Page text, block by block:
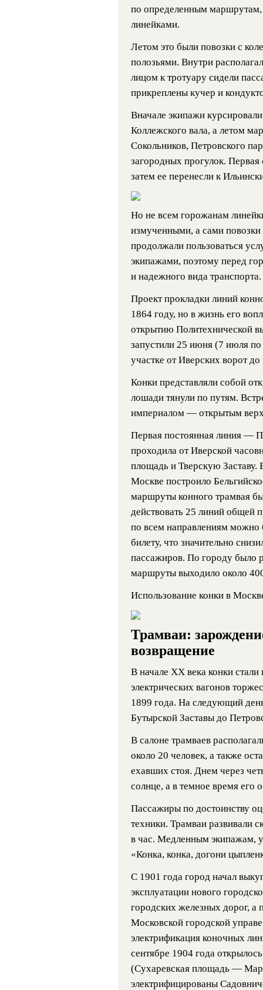
по определенным маршрутам,
линейками.
Летом это были повозки с
полозьями. Внутри
лицом к тротуару сидели
прикреплены кучер и
Вначале экипажи
Коллежского вала, а летом
Сокольников, Петровского
загородных прогулок.
затем ее перенесли к
Но не всем горожанам
измученными, а сами
продолжали пользоваться
экипажами, поэтому перед
и надежного вида транспорта.
Проект прокладки линий
1864 году, но в жизнь его
открытию Политехнической
запустили 25 июня (7 июля
участке от Иверских ворот
Конки представляли собой
лошади тянули по путям.
империалом — открытым
Первая постоянная линия —
проходила от Иверской
площадь и Тверскую Заставу.
Москве построило
маршруты конного трамвая
действовать 25 линий общей
по всем направлениям
билету, что значительно
пассажиров. По городу было
маршруты выходило около
Использование конки в
Трамваи:
возвращение
В начале XX века конки
электрических вагонов
1899 года. На следующий
Бутырской Заставы до
В салоне трамваев
около 20 человек, а также
ехавших стоя. Днем через
солнце, а в темное время его
Пассажиры по достоинству
техники. Трамваи развивали
в час. Медленным экипажам,
«Конка, конка, догони
С 1901 года город начал
эксплуатации нового
городских железных дорог, а
Московской городской
электрификация коночных
сентябре 1904 года
(Сухаревская площадь —
электрифицированы